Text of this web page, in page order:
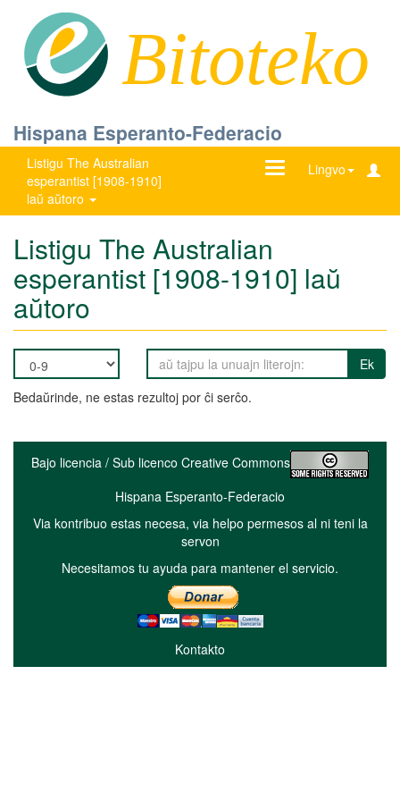
Bitoteko
Hispana Esperanto-Federacio
Listigu The Australian
esperantist [1908-1910]
laŭ aŭtoro
Lingvo
Ŝanĝu
Listigu The Australian
esperantist [1908-1910] laŭ
aŭtoro
Ek
Bedaŭrinde, ne estas rezultoj por ĉi serĉo.
Bajo licencia / Sub licenco Creative Commons
Hispana Esperanto-Federacio
Via kontribuo estas necesa, via helpo permesos al ni teni la
servon
Necesitamos tu ayuda para mantener el servicio.
Kontakto